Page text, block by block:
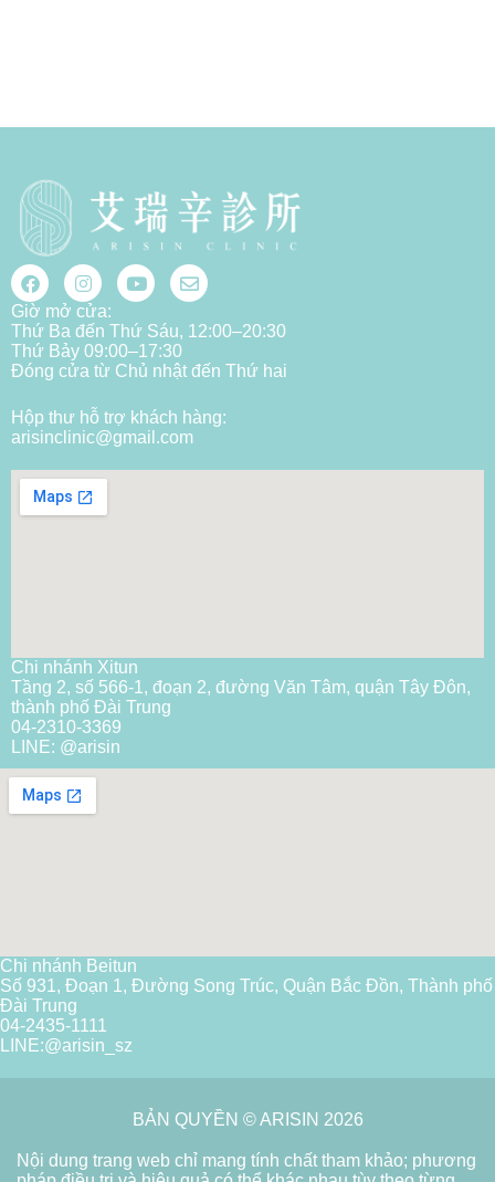
Giờ mở cửa:
Thứ Ba đến Thứ Sáu, 12:00–20:30
Thứ Bảy 09:00–17:30
Đóng cửa từ Chủ nhật đến Thứ hai
Hộp thư hỗ trợ khách hàng:
arisinclinic@gmail.com
Chi nhánh Xitun
Tầng 2, số 566-1, đoạn 2, đường Văn Tâm, quận Tây Đôn,
thành phố Đài Trung
04-2310-3369
LINE: @arisin
Chi nhánh Beitun
Số 931, Đoạn 1, Đường Song Trúc, Quận Bắc Đồn, Thành phố
Đài Trung
04-2435-1111
LINE:@arisin_sz
BẢN QUYỀN © ARISIN 2026
Nội dung trang web chỉ mang tính chất tham khảo; phương